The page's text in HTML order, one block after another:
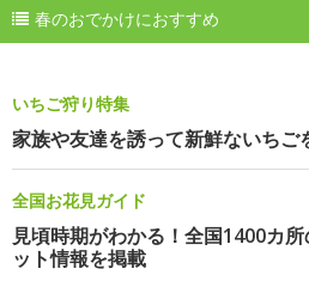
春のおでかけにおすすめ
いちご狩り特集
家族や友達を誘って新鮮ないちご
全国お花見ガイド
見頃時期がわかる！全国1400カ
ット情報を掲載